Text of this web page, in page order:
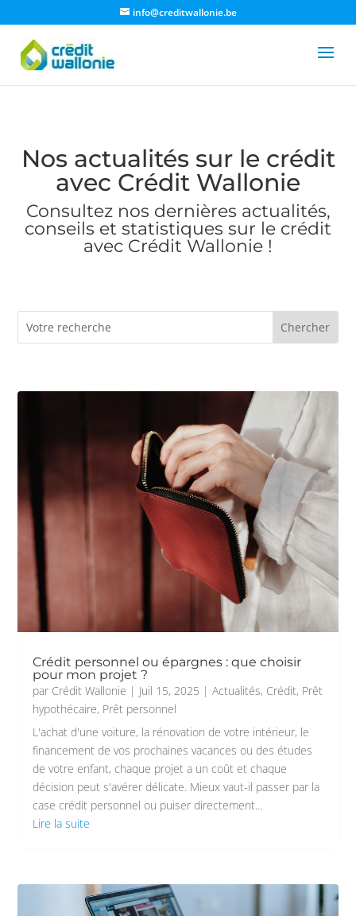
info@creditwallonie.be
Nos actualités sur le crédit
avec Crédit Wallonie
Consultez nos dernières actualités,
conseils et statistiques sur le crédit
avec Crédit Wallonie !
Crédit personnel ou épargnes : que choisir
pour mon projet ?
par Crédit Wallonie | Juil 15, 2025 |Actualités, Crédit, Prêt
hypothécaire, Prêt personnel
L'achat d'une voiture, la rénovation de votre intérieur, le
financement de vos prochaines vacances ou des études
de votre enfant, chaque projet a un coût et chaque
décision peut s'avérer délicate. Mieux vaut-il passer par la
case crédit personnel ou puiser directement...
Lire la suite